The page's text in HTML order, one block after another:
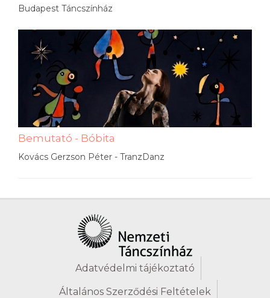
Budapest Táncszínház
Bemutató - Bóbita
Kovács Gerzson Péter - TranzDanz
Adatvédelmi tájékoztató
Általános Szerződési Feltételek